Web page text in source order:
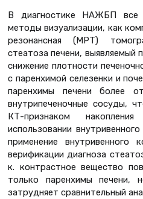
В диагностике НАЖБП все
методы визуализации, как
резонансная (МРТ)
стеатоза печени,
снижение плотности
с паренхимой селезенки и
паренхимы печени более
внутрипеченочные сосуды,
КТ-признаком
использовании
применение внутривенного
верификации диагноза
к. контрастное вещество
только паренхимы печени,
затрудняет сравнительный